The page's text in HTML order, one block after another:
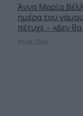
Άννα Μαρία
ημέρα του
πέτυχε – «Δεν
05.08.2026